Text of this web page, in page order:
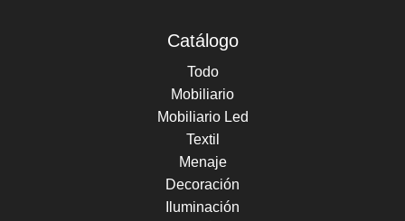
Catálogo
Todo
Mobiliario
Mobiliario Led
Textil
Menaje
Decoración
Iluminación